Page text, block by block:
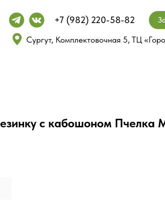
+7 (982) 220-58-82
Сургут, Комплектовочная 5, ТЦ
+7 (982) 220-58-82
Сургут, Комплектовочная 5, ТЦ
с кабошоном Пчелка